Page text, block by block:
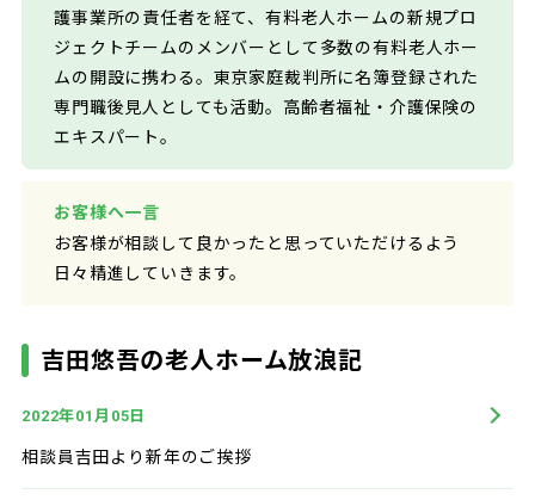
護事業所の責任者を経て、有料老人ホームの新規プロ
ジェクトチームのメンバーとして多数の有料老人ホー
ムの開設に携わる。東京家庭裁判所に名簿登録された
専門職後見人としても活動。高齢者福祉・介護保険の
エキスパート。
お客様へ一言
お客様が相談して良かったと思っていただけるよう
日々精進していきます。
吉田悠吾の老人ホーム放浪記
2022年01 月 05日
相談員吉田より新年のご挨拶